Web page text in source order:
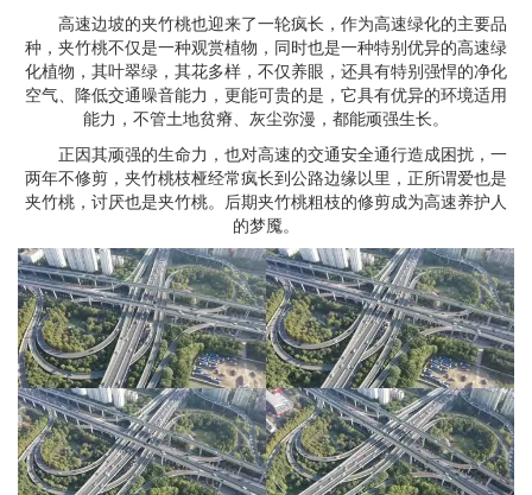
高速边坡的夹竹桃也迎来了一轮疯长，作为高速绿化的主要品
种，夹竹桃不仅是一种观赏植物，同时也是一种特别优异的高速绿
化植物，其叶翠绿，其花多样，不仅养眼，还具有特别强悍的净化
空气、降低交通噪音能力，更能可贵的是，它具有优异的环境适用
能力，不管土地贫瘠、灰尘弥漫，都能顽强生长。
正因其顽强的生命力，也对高速的交通安全通行造成困扰，一
两年不修剪，夹竹桃枝桠经常疯长到公路边缘以里，正所谓爱也是
夹竹桃，讨厌也是夹竹桃。后期夹竹桃粗枝的修剪成为高速养护人
的梦魇。